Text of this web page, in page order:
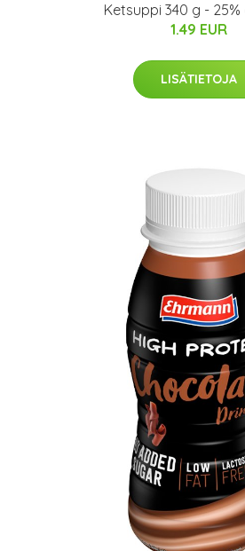
Ketsuppi 340 g - 25%
1.49 EUR
LISÄTIETOJA